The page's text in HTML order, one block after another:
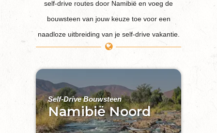
self-drive routes door Namibië en voeg de
bouwsteen van jouw keuze toe voor een
naadloze uitbreiding van je self-drive vakantie.
Self-Drive Bouwsteen
Namibië Noord